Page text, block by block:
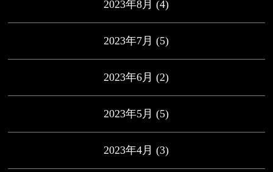
2023年8月 (4)
2023年7月 (5)
2023年6月 (2)
2023年5月 (5)
2023年4月 (3)